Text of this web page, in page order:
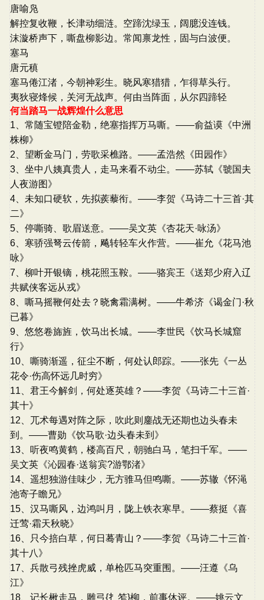
唐喻凫
解控复收鞭，长津动细涟。空蹄沈绿玉，阔臆没连钱。
沫漩桥声下，嘶盘柳影边。常闻禀龙性，固与白波便。
塞马
唐元稹
塞马倦江渚，今朝神彩生。晓风寒猎猎，乍得草头行。
夷狄寝烽候，关河无战声。何由当阵面，从尔四蹄轻
何当踏马一战辉煌什么意思
1、常随宝镫陪金勒，绝塞指挥万马嘶。——俞益谟《中洲
株柳》
2、望断金马门，劳歌采樵路。——孟浩然《田园作》
3、坐中八姨真贵人，走马来看不动尘。——苏轼《虢国夫
人夜游图》
4、未知口硬软，先拟蒺藜衔。——李贺《马诗二十三首·其
二》
5、停嘶骑、歌眉送意。——吴文英《杏花天·咏汤》
6、寒骄强弩云传箭，飚转轻车火作营。——崔允《花马池
咏》
7、柳叶开银镝，桃花照玉鞍。——骆宾王《送郑少府入辽
共赋侠客远从戎》
8、嘶马摇鞭何处去？晓禽霜满树。——牛希济《谒金门·秋
已暮》
9、悠悠卷旆旌，饮马出长城。——李世民《饮马长城窟
行》
10、嘶骑渐遥，征尘不断，何处认郎踪。——张先《一丛
花令·伤高怀远几时穷》
11、君王今解剑，何处逐英雄？——李贺《马诗二十三首·
其十》
12、兀术每遇对阵之际，吹此则鏖战无还期也边头春未
到。——曹勋《饮马歌·边头春未到》
13、听夜鸣黄鹤，楼高百尺，朝驰白马，笔扫千军。——
吴文英《沁园春·送翁宾?游鄂渚》
14、遥想独游佳味少，无方骓马但鸣嘶。——苏辙《怀渑
池寄子瞻兄》
15、汉马嘶风，边鸿叫月，陇上铁衣寒早。——蔡挺《喜
迁莺·霜天秋晓》
16、只今掊白草，何日蓦青山？——李贺《马诗二十三首·
其十八》
17、兵散弓残挫虎威，单枪匹马突重围。——汪遵《乌
江》
18、记长楸走马，雕弓{扌笮}柳，前事休评。——姚云文